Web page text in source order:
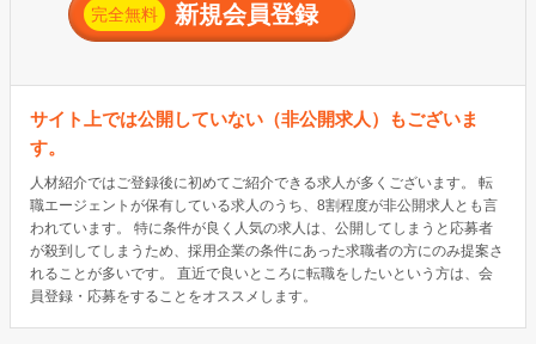
完全無料 新規会員登録
サイト上では公開していない（非公開求人）もございま
す。
人材紹介ではご登録後に初めてご紹介できる求人が多くございます。 転
職エージェントが保有している求人のうち、8割程度が非公開求人とも言
われています。 特に条件が良く人気の求人は、公開してしまうと応募者
が殺到してしまうため、採用企業の条件にあった求職者の方にのみ提案さ
れることが多いです。 直近で良いところに転職をしたいという方は、会
員登録・応募をすることをオススメします。